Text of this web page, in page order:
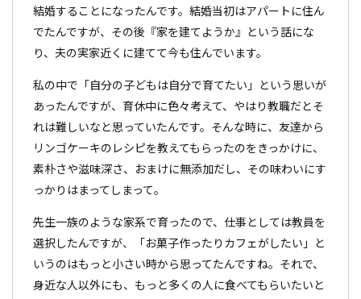
結婚することになったんです。結婚当初はアパートに住ん
でたんですが、その後『家を建てようか』という話にな
り、夫の実家近くに建てて今も住んでいます。
私の中で「自分の子どもは自分で育てたい」という思いが
あったんですが、育休中に色々考えて、やはり教職だとそ
れは難しいなと思っていたんです。そんな時に、友達から
リンゴケーキのレシピを教えてもらったのをきっかけに、
素朴さや滋味深さ、おまけに無添加だし、その味わいにす
っかりはまってしまって。
先生一族のような家系で育ったので、仕事としては教員を
選択したんですが、「お菓子作ったりカフェがしたい」と
いうのはもっと小さい時から思ってたんですね。それで、
身近な人以外にも、もっと多くの人に食べてもらいたいと